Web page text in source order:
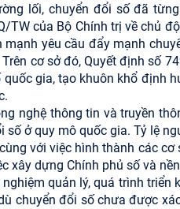
lối, chuyển đổi số đã
TW của Bộ Chính trị về chủ
yêu cầu đẩy mạnh
cơ sở đó, Quyết định số
gia, tạo khuôn khổ định
nghệ thông tin và truyền
ở quy mô quốc gia. Tỷ lệ
với việc hình thành các
xây dựng Chính phủ số và
quản lý, quá trình
chuyển đổi số chưa được